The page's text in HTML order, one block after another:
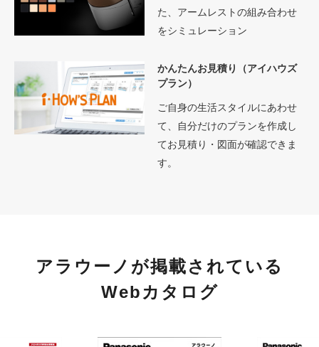
た、アームレストの組み合わせ
をシミュレーション
かんたんお見積り（アイハウズ
プラン）
ご自身の生活スタイルにあわせ
て、自分だけのプランを作成し
てお見積り・図面が確認できま
す。
アラウーノが掲載されている
Webカタログ